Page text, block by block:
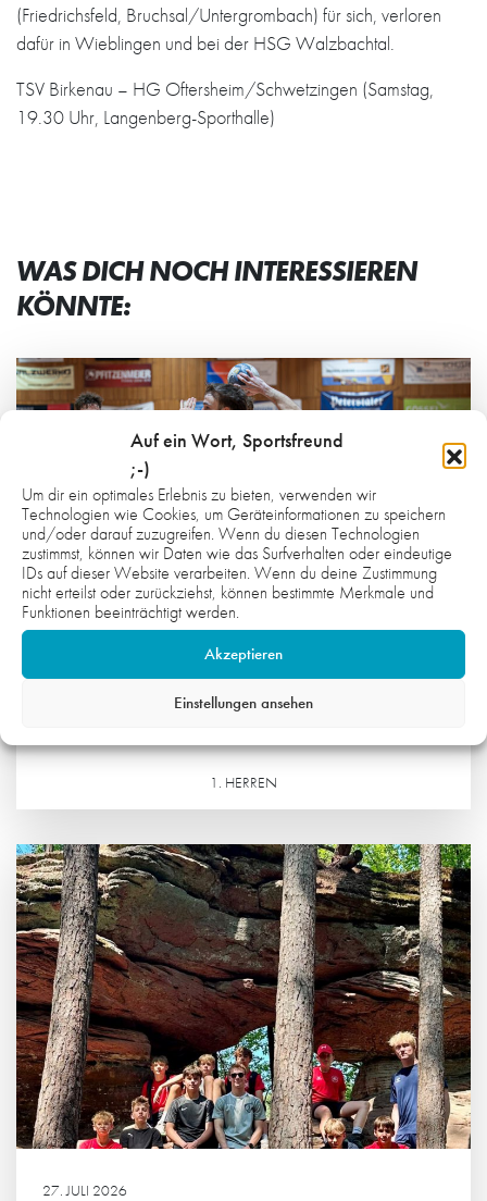
Auf ein Wort, Sportsfreund
;-)
Um dir ein optimales Erlebnis zu bieten, verwenden wir
Technologien wie Cookies, um Geräteinformationen zu speichern
und/oder darauf zuzugreifen. Wenn du diesen Technologien
zustimmst, können wir Daten wie das Surfverhalten oder eindeutige
IDs auf dieser Website verarbeiten. Wenn du deine Zustimmung
nicht erteilst oder zurückziehst, können bestimmte Merkmale und
Funktionen beeinträchtigt werden.
Akzeptieren
Einstellungen ansehen
(Friedrichsfeld, Bruchsal/Untergrombach) für sich, verloren
dafür in Wieblingen und bei der HSG Walzbachtal.
TSV Birkenau – HG Oftersheim/Schwetzingen (Samstag,
19.30 Uhr, Langenberg-Sporthalle)
WAS DICH NOCH INTERESSIEREN
KÖNNTE:
1. HERREN
27. JULI 2026